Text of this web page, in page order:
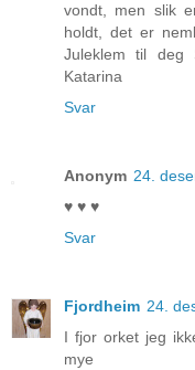
vondt, men slik
holdt, det er
Juleklem til deg
Katarina
Svar
Anonym 24.
♥ ♥ ♥
Svar
Fjordheim 24.
I fjor orket jeg
mye